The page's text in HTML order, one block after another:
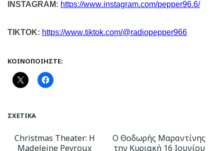
INSTAGRAM: https://www.instagram.com/pepper96.6/
TIKTOK: https://www.tiktok.com/@radiopepper966
ΚΟΙΝΟΠΟΙΉΣΤΕ:
ΣΧΕΤΙΚΆ
Christmas Theater: Η
Madeleine Peyroux
Ο Θοδωρής Μαραντίνης
την Κυριακή 16 Ιουνίου